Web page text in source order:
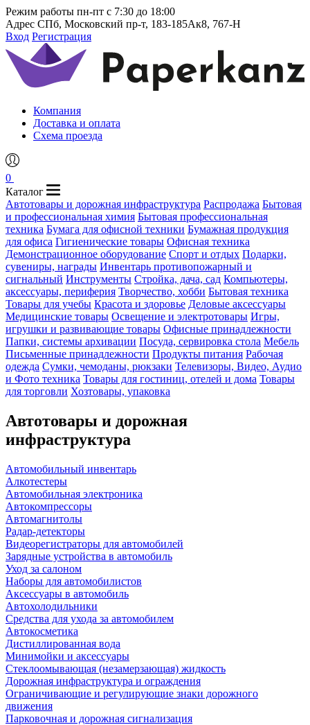
Режим работы пн-пт с 7:30 до 18:00
Адрес СПб, Московский пр-т, 183-185Ак8, 767-Н
Вход Регистрация
Компания
Доставка и оплата
Схема проезда
0
Каталог
Автотовары и дорожная инфраструктура Распродажа Бытовая
и профессиональная химия Бытовая профессиональная
техника Бумага для офисной техники Бумажная продукция
для офиса Гигиенические товары Офисная техника
Демонстрационное оборудование Спорт и отдых Подарки,
сувениры, награды Инвентарь противопожарный и
сигнальный Инструменты Стройка, дача, сад Компьютеры,
аксессуары, периферия Творчество, хобби Бытовая техника
Товары для учебы Красота и здоровье Деловые аксессуары
Медицинские товары Освещение и электротовары Игры,
игрушки и развивающие товары Офисные принадлежности
Папки, системы архивации Посуда, сервировка стола Мебель
Письменные принадлежности Продукты питания Рабочая
одежда Сумки, чемоданы, рюкзаки Телевизоры, Видео, Аудио
и Фото техника Товары для гостиниц, отелей и дома Товары
для торговли Хозтовары, упаковка
Автотовары и дорожная
инфраструктура
Автомобильный инвентарь
Алкотестеры
Автомобильная электроника
Автокомпрессоры
Автомагнитолы
Радар-детекторы
Видеорегистраторы для автомобилей
Зарядные устройства в автомобиль
Уход за салоном
Наборы для автомобилистов
Аксессуары в автомобиль
Автохолодильники
Средства для ухода за автомобилем
Автокосметика
Дистиллированная вода
Минимойки и аксессуары
Стеклоомывающая (незамерзающая) жидкость
Дорожная инфраструктура и ограждения
Ограничивающие и регулирующие знаки дорожного
движения
Парковочная и дорожная сигнализация